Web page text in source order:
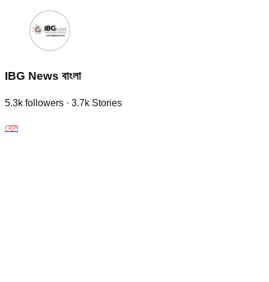
IBG News বাংলা
5.3k followers · 3.7k Stories
হোম